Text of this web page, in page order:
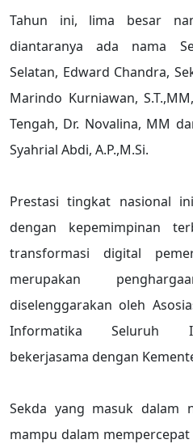
Tahun ini, lima besar
diantaranya ada nama
Selatan, Edward Chandra,
Marindo Kurniawan,
Tengah, Dr. Novalina, MM
Syahrial Abdi, A.P.,M.Si.
Prestasi tingkat nasional
dengan kepemimpinan
transformasi digital
merupakan
diselenggarakan oleh
Informatika Seluruh
bekerjasama dengan
Sekda yang masuk dalam
mampu dalam